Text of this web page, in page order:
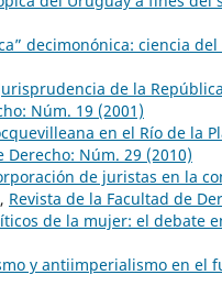
decimonónica: ciencia del
de la
Núm. 19 (2001)
en el Río de la
Derecho: Núm. 29 (2010)
de juristas en la
, Revista de la Facultad de
de la mujer: el debate
y antiimperialismo en el